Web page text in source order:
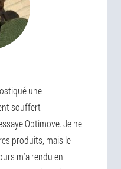
une
souffert
Optimove. Je ne
produits, mais le
m'a rendu en